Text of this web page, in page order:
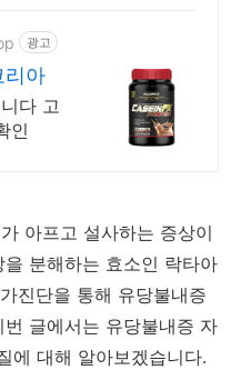
광고
리아
다 고
인
아프고 설사하는 증상이
분해하는 효소인 락타아
진단을 통해 유당불내증
글에서는 유당불내증 자
에 대해 알아보겠습니다.